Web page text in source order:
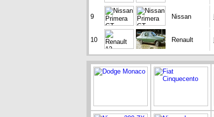
9 Nissan
10 Renault